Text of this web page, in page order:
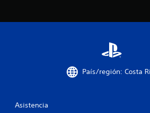
País/región: Costa
Asistencia